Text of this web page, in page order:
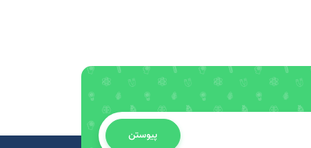
پیوستن